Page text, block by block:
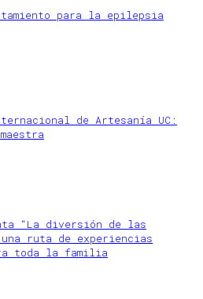
para la epilepsia
de Artesanía UC:
“La diversión de las
ruta de experiencias
toda la familia